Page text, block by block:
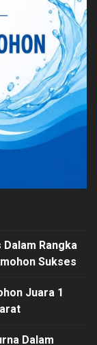
Rangka
Sukses
Juara 1
Dalam